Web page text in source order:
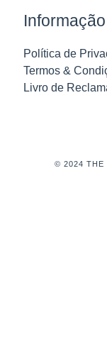
Informação
Política de
Termos &
Livro de
© 2024 THE